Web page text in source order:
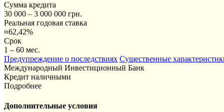
Сумма кредита
30 000 – 3 000 000 грн.
Реальная годовая ставка
≈62,42%
Срок
1 – 60 мес.
Предупреждение о последствиях Существенные
Международный Инвестиционный Банк
Кредит наличными
Подробнее
Дополнительные условия